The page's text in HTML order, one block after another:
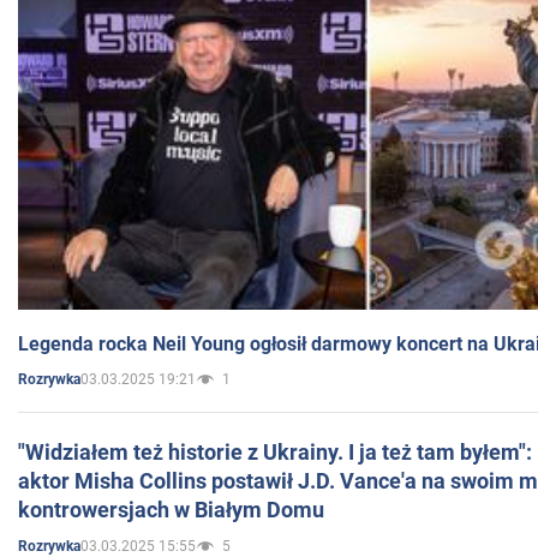
Legenda rocka Neil Young ogłosił darmowy koncert na
Rozrywka03.03.2025 19:21 1
"Widziałem też historie z Ukrainy. I ja też tam
aktor Misha Collins postawił J.D. Vance'a na swoim
kontrowersjach w Białym Domu
Rozrywka03.03.2025 15:55 5